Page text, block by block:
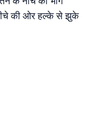
की ओर हल्के से झुके